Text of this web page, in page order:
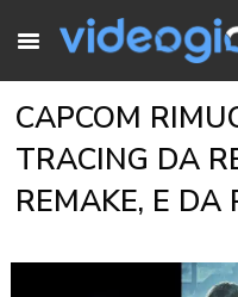
CAPCOM
TRACING DA
REMAKE, E DA